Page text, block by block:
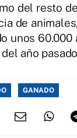
del resto
de
unos
año
GANADO